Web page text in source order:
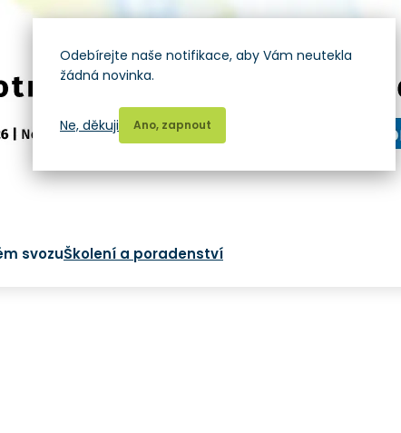
svozuŠkolení a poradenství
Odebírejte naše notifikace, aby Vám neutekla
žádná novinka.
Ano, zapnout
Ne, děkuji